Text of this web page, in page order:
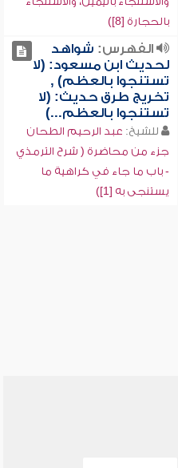
بالحجارة [8])
الفهرس: شواهد
لحديث ابن مسعود: (لا
تستنجوا بالعظم) ,
تخريج طرق حديث: (لا
تستنجوا بالعظم...)
للشيخ: عبد الرحيم الطحان
جزء من محاضرة ( شرح الترمذي
- باب ما جاء في كراهية ما
يستنجى به [1])